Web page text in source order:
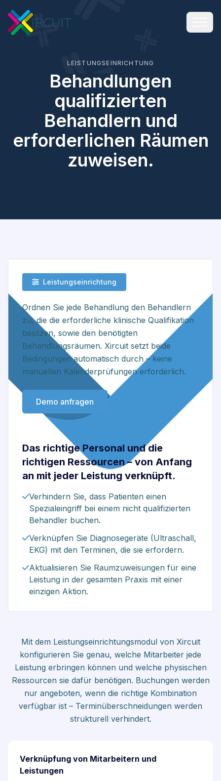
LEISTUNGSEINRICHTUNG
Behandlungen
qualifizierten
Behandlern und
erforderlichen Räumen
zuweisen.
Leistungseinrichtung
Ordnen Sie jede Behandlung den Behandlern
zu, die die erforderliche klinische Qualifikation
besitzen, sowie den benötigten
Behandlungsräumen. Xircuit setzt beide
Bedingungen automatisch durch – keine
manuellen Kalenderprüfungen erforderlich.
Demo anfragen
Das richtige Personal und die
richtigen Ressourcen – von Anfang
an mit jeder Leistung verknüpft.
Verhindern Sie, dass Patienten einen
Spezialeingriff bei einem nicht qualifizierten
Behandler buchen.
Verknüpfen Sie Diagnosegeräte (Ultraschall,
EKG) mit den Terminen, die sie erfordern.
Aktualisieren Sie Raumzuweisungen für eine
Leistung in der gesamten Praxis mit einer
einzigen Aktion.
Mit dem Leistungseinrichtungsmodul von Xircuit
konfigurieren Sie genau, welche Mitarbeiter jede
Leistung erbringen können und welche physischen
Ressourcen sie dafür benötigen. Buchungen werden
nur angeboten, wenn die richtige Kombination
verfügbar ist – Terminüberschneidungen werden
strukturell verhindert.
Verknüpfung von Mitarbeitern und
Leistungen